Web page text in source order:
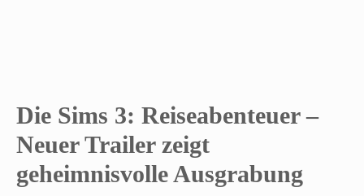
Die Sims 3: Reiseabenteuer –
Neuer Trailer zeigt
geheimnisvolle Ausgrabung